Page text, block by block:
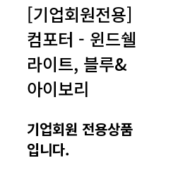
[기업회원전용]
컴포터 - 윈드쉘
라이트, 블루&
아이보리
기업회원 전용상품
입니다.